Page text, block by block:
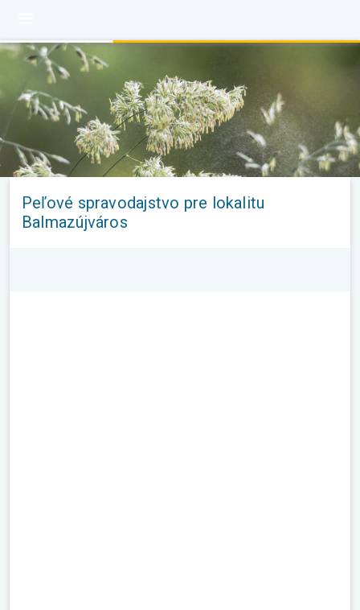
Peľové spravodajstvo pre lokalitu
Balmazújváros